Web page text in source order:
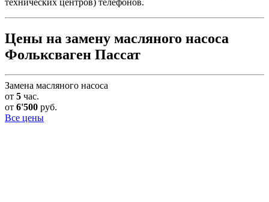
Цены на замену масляного насоса
Фольксваген Пассат
Замена масляного насоса
от 5 час.
от 6'500 руб.
Все цены